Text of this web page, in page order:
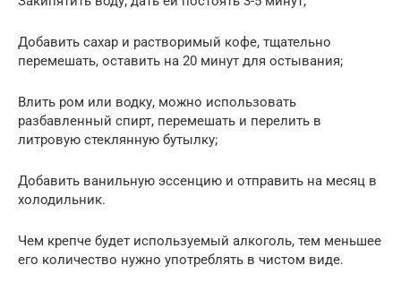
Добавить сахар и растворимый кофе, тщательно
перемешать, оставить на 20 минут для остывания;
Влить ром или водку, можно использовать
разбавленный спирт, перемешать и перелить в
литровую стеклянную бутылку;
Добавить ванильную эссенцию и отправить на месяц в
холодильник.
Чем крепче будет используемый алкоголь, тем меньшее
его количество нужно употреблять в чистом виде.